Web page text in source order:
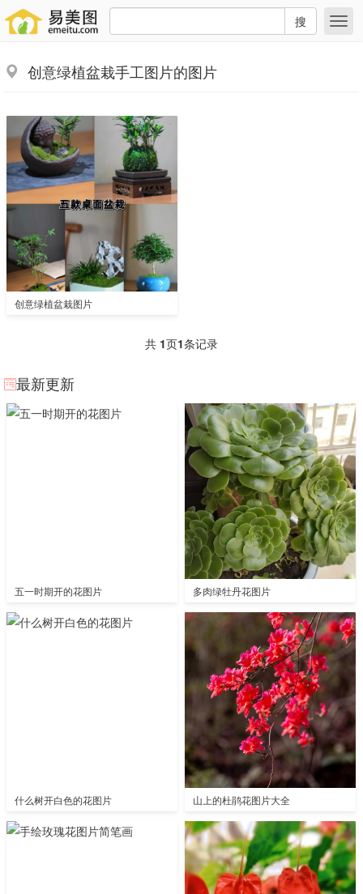
搜
创意绿植盆栽手工图片的图片
创意绿植盆栽图片
共 1页1条记录
最新更新
五一时期开的花图片 多肉绿牡丹花图片
什么树开白色的花图片 山上的杜鹃花图片大全